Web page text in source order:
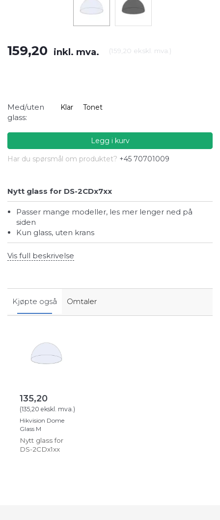
159,20 inkl. mva. (159,20 ekskl. mva. )
Med/uten
glass:
Klar Tonet
Legg i kurv
Har du spørsmål om produktet? +45 70701009
Nytt glass for DS-2CDx7xx
Passer mange modeller, les mer lenger ned på
siden
Kun glass, uten krans
Vis full beskrivelse
Kjøpte også Omtaler
135,20
(135,20 ekskl. mva. )
Hikvision Dome
Glass M
Nytt glass for
DS-2CDx1xx